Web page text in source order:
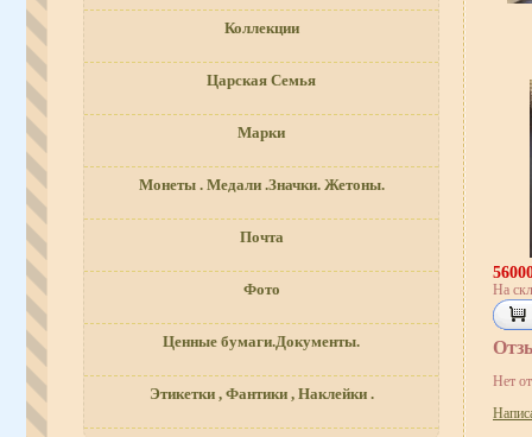
Коллекции
Царская Семья
Марки
Монеты . Медали .Значки. Жетоны.
Почта
Фото
Ценные бумаги.Документы.
Этикетки , Фантики , Наклейки .
На
Нет